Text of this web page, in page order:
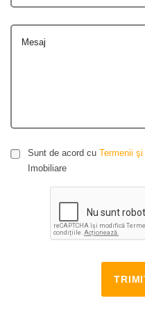
Mesaj
Sunt de acord cu Termenii
Imobiliare